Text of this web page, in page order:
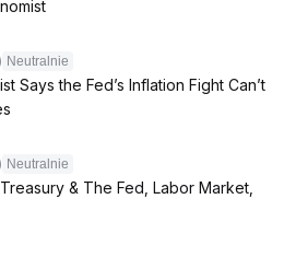
Neutralnie
Says the Fed’s Inflation Fight Can’t
Neutralnie
& The Fed, Labor Market,